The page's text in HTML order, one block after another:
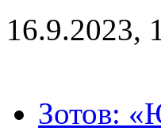
16.9.2023,
Зотов: